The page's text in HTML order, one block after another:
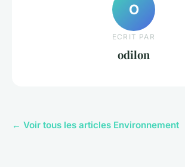
O
ECRIT PAR
odilon
← Voir tous les articles Environnement